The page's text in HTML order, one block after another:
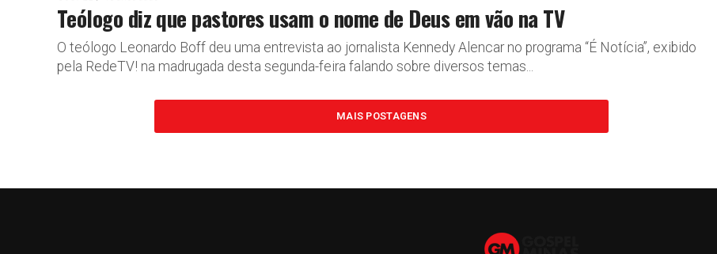
Teólogo diz que pastores usam o nome de Deus em vão na TV
O teólogo Leonardo Boff deu uma entrevista ao jornalista Kennedy Alencar no programa “É Notícia”, exibido
pela RedeTV! na madrugada desta segunda-feira falando sobre diversos temas...
MAIS POSTAGENS